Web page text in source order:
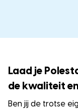
Laad je
de kwaliteit
Ben jij de trotse